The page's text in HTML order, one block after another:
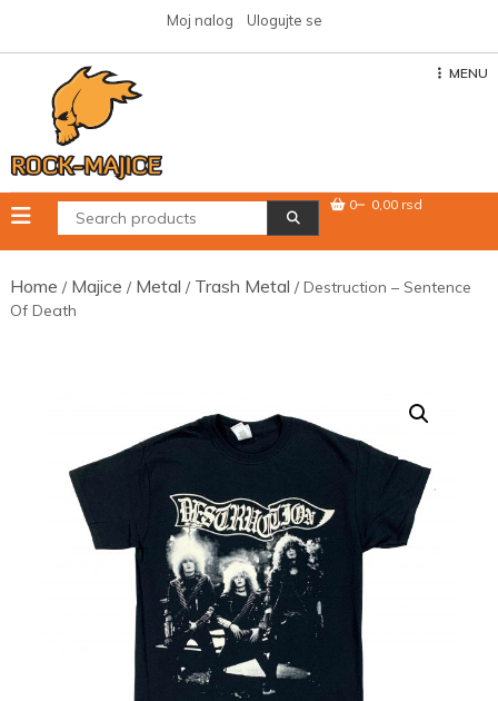
content
Moj nalog Ulogujte se
MENU
0 0,00 rsd
Home / Majice / Metal / Trash Metal / Destruction – Sentence
Of Death